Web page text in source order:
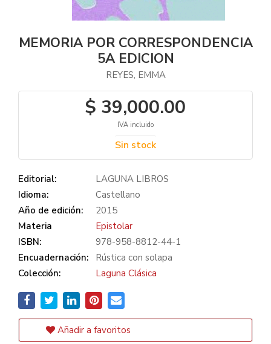
MEMORIA POR CORRESPONDENCIA
5A EDICION
REYES, EMMA
$ 39,000.00
IVA incluido
Sin stock
Editorial:
LAGUNA LIBROS
Idioma:
Castellano
Año de edición:
2015
Materia
Epistolar
ISBN:
978-958-8812-44-1
Encuadernación:
Rústica con solapa
Colección:
Laguna Clásica
Añadir a favoritos